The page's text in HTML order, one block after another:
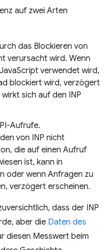
auf zwei Arten
das Blockieren von
verursacht wird. Wenn
verwendet wird,
blockiert wird, verzögert
sich auf den INP
Aufrufe.
von INP nicht
die auf einen Aufruf
ist, kann in
oder wenn Anfragen zu
verzögert erscheinen.
dass der INP
aber die Daten des
diesen Messwert beim